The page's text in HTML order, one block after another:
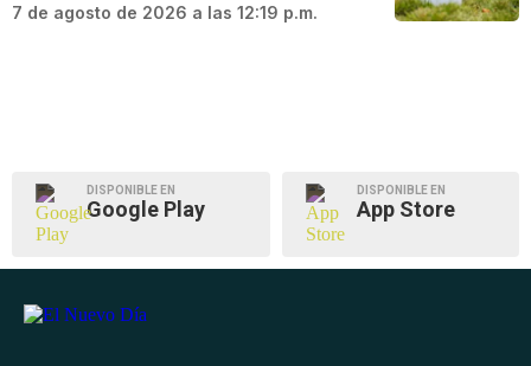
7 de agosto de 2026 a las 12:19 p.m.
DISPONIBLE EN
Google Play
DISPONIBLE EN
App Store